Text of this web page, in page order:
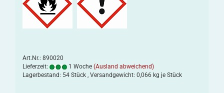
Art.Nr.: 890020
Lieferzeit:
1 Woche (Ausland abweichend)
Lagerbestand: 54 Stück , Versandgewicht: 0,066 kg je Stück